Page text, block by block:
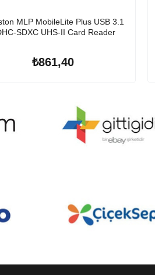
MLP MobileLite Plus USB 3.1
SDXC UHS-II Card Reader
₺861,40